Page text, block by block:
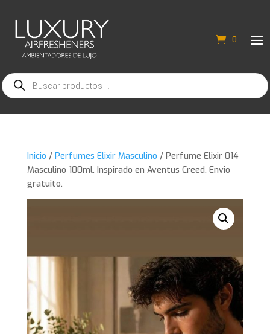
0
Búsqueda
de
productos
Inicio / Perfumes Elixir Masculino / Perfume Elixir 014
Masculino 100ml. Inspirado en Aventus Creed. Envio
gratuito.